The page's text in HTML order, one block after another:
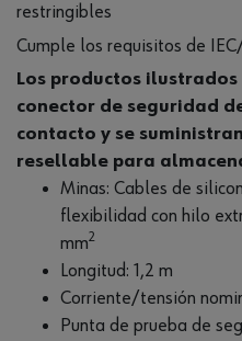
restringibles
Cumple los requisitos de
Los productos
conector de seguridad
contacto y se
resellable para
Minas: Cables de
flexibilidad con hilo
mm2
Longitud: 1,2 m
Corriente/tensión
Punta de prueba de